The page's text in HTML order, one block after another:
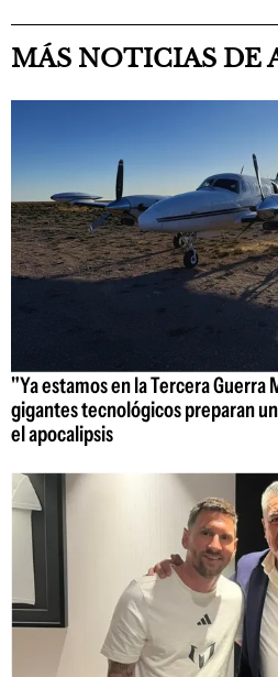
MÁS NOTICIAS DE
"Ya estamos en la Tercera Guerra
gigantes tecnológicos preparan
el apocalipsis